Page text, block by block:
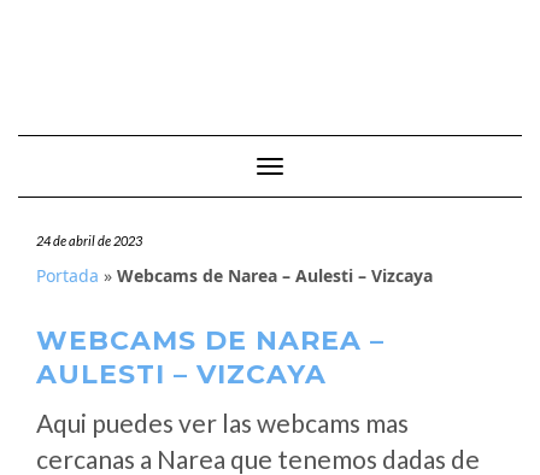
Cambiar modo de navegación
24 de abril de 2023
Portada » Webcams de Narea – Aulesti – Vizcaya
WEBCAMS DE NAREA –
AULESTI – VIZCAYA
Aqui puedes ver las webcams mas
cercanas a Narea que tenemos dadas de